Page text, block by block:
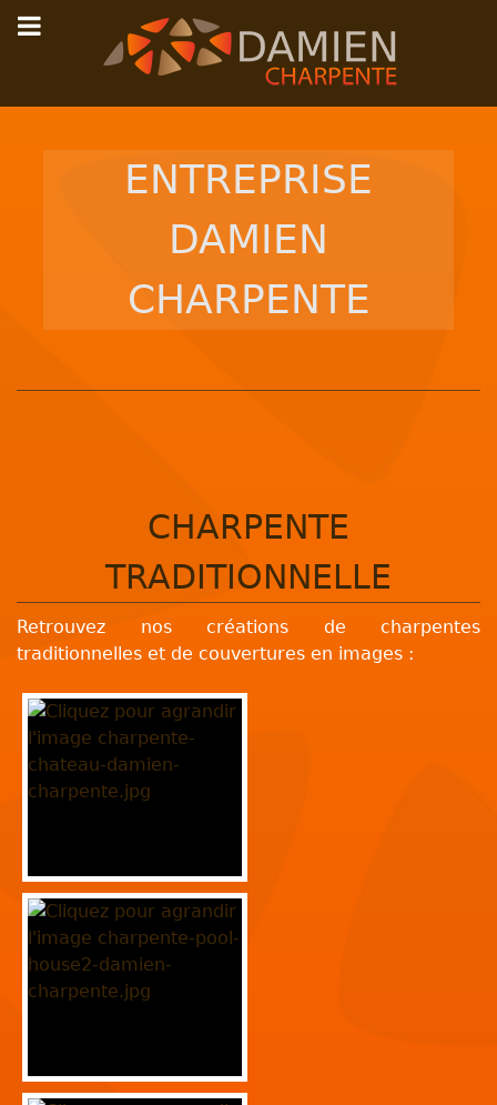
ENTREPRISE
DAMIEN
CHARPENTE
CHARPENTE
TRADITIONNELLE
Retrouvez nos créations de charpentes
traditionnelles et de couvertures en images :